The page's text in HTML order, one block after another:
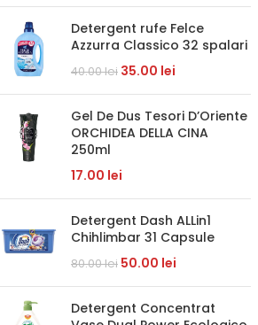
Detergent rufe Felce
Azzurra Classico 32 spalari
40.00lei 35.00 lei
Gel De Dus Tesori D’Oriente
ORCHIDEA DELLA CINA
250ml
17.00 lei
Detergent Dash ALLin1
Chihlimbar 31 Capsule
80.00lei 50.00 lei
Detergent Concentrat